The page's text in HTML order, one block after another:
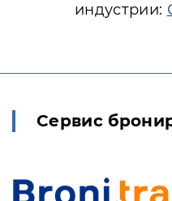
индустрии:
Сервис